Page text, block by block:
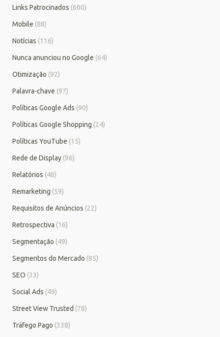
Links Patrocinados (600)
Mobile (88)
Notícias (116)
Nunca anunciou no Google (64)
Otimização (92)
Palavra-chave (97)
Políticas Google Ads (90)
Políticas Google Shopping (24)
Políticas YouTube (15)
Rede de Display (96)
Relatórios (48)
Remarketing (59)
Requisitos de Anúncios (22)
Retrospectiva (16)
Segmentação (49)
Segmentos do Mercado (85)
SEO (33)
Social Ads (49)
Street View Trusted (78)
Tráfego Pago (338)